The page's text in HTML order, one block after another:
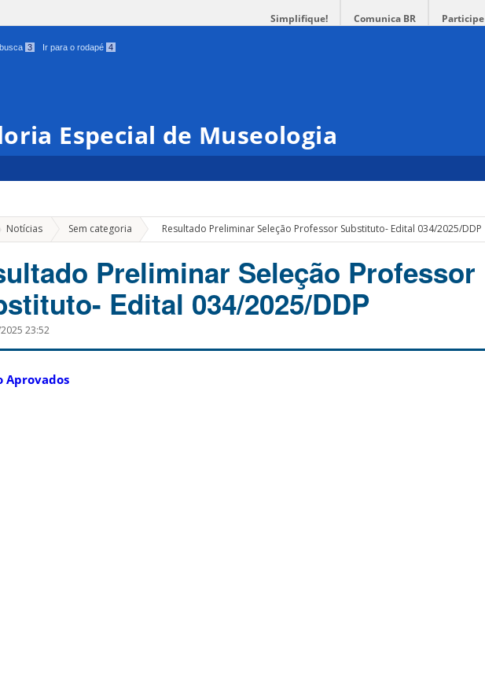
Simplifique! Comunica BR Participe
3 Ir para o rodapé 4
Especial de Museologia
Notícias Sem categoria » Resultado Preliminar Seleção Professor Substituto- Edital 034/2025/DDP
Preliminar Seleção Professor
Edital 034/2025/DDP
23:52
Aprovados